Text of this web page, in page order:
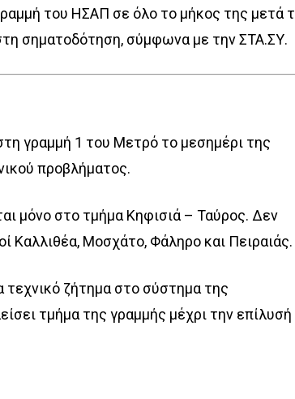
του ΗΣΑΠ σε όλο το μήκος της μετά
σηματοδότηση, σύμφωνα με την ΣΤΑ.ΣΥ.
γραμμή 1 του Μετρό το μεσημέρι της
προβλήματος.
μόνο στο τμήμα Κηφισιά – Ταύρος. Δεν
Καλλιθέα, Μοσχάτο, Φάληρο και Πειραιάς.
ζήτημα στο σύστημα της
τμήμα της γραμμής μέχρι την επίλυσή